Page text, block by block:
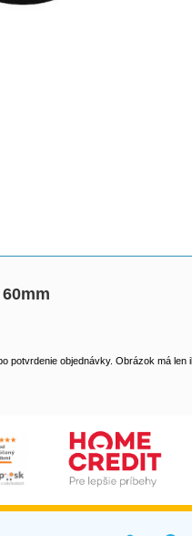
potvrdenie objednávky. Obrázok má len